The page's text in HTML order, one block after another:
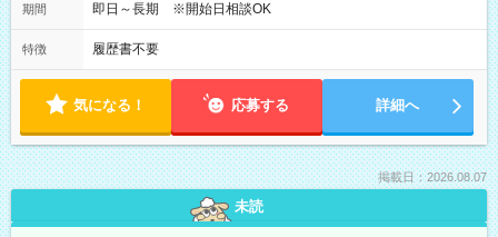
期間 即日～長期 ※開始日相談OK
特徴 履歴書不要
気になる！ 応募する 詳細へ
掲載日：2026.08.07
未読